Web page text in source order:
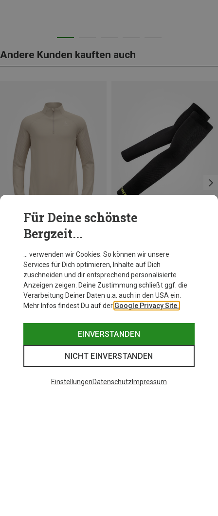
Andere Kunden kauften auch
Herren Zeroweight Warm 1/2 Zip Longsleeve
109,95 €
XXL
Für Deine schönste
Bergzeit...
… verwenden wir Cookies. So können wir unsere
Services für Dich optimieren, Inhalte auf Dich
zuschneiden und dir entsprechend personalisierte
Anzeigen zeigen. Deine Zustimmung schließt ggf. die
Verarbeitung Deiner Daten u.a. auch in den USA ein.
Mehr Infos findest Du auf der Google Privacy Site.
EINVERSTANDEN
NICHT EINVERSTANDEN
EinstellungenDatenschutz Impressum